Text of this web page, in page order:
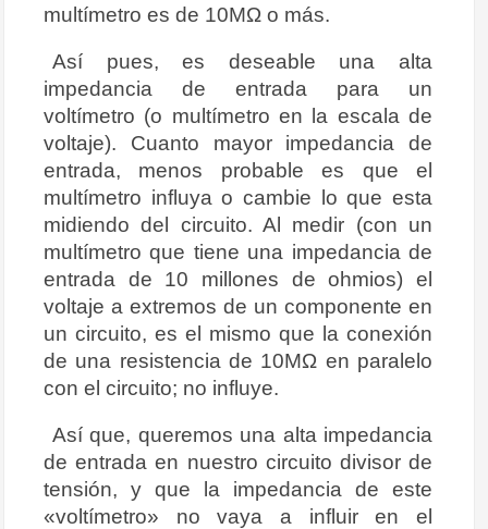
multímetro es de 10MΩ o más.
Así pues, es deseable una alta
impedancia de entrada para un
voltímetro (o multímetro en la escala de
voltaje). Cuanto mayor impedancia de
entrada, menos probable es que el
multímetro influya o cambie lo que esta
midiendo del circuito. Al medir (con un
multímetro que tiene una impedancia de
entrada de 10 millones de ohmios) el
voltaje a extremos de un componente en
un circuito, es el mismo que la conexión
de una resistencia de 10MΩ en paralelo
con el circuito; no influye.
Así que, queremos una alta impedancia
de entrada en nuestro circuito divisor de
tensión, y que la impedancia de este
«voltímetro» no vaya a influir en el